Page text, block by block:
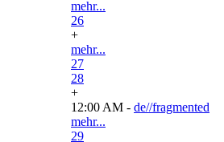
mehr...
26
+
mehr...
27
28
+
12:00 AM - de//fragmented
mehr...
29